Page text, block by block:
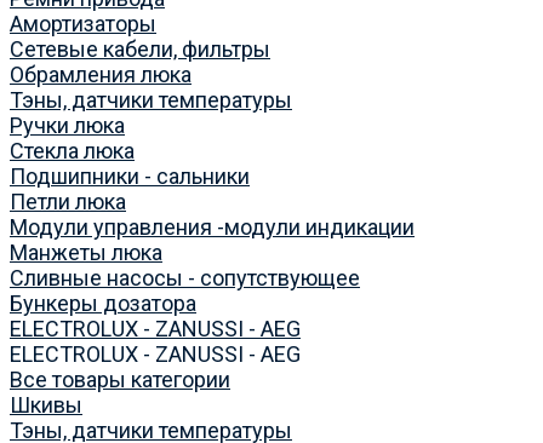
Амортизаторы
Сетевые кабели, фильтры
Обрамления люка
Тэны, датчики температуры
Ручки люка
Стекла люка
Подшипники - сальники
Петли люка
Модули управления -модули индикации
Манжеты люка
Сливные насосы - сопутствующее
Бункеры дозатора
ELECTROLUX - ZANUSSI - AEG
ELECTROLUX - ZANUSSI - AEG
Все товары категории
Шкивы
Тэны, датчики температуры